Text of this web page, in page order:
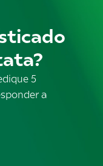
5
a